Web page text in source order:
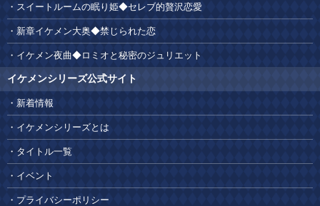
スイートルームの眠り姫◆セレブ的贅沢恋愛
新章イケメン大奥◆禁じられた恋
イケメン夜曲◆ロミオと秘密のジュリエット
イケメンシリーズ公式サイト
新着情報
イケメンシリーズとは
タイトル一覧
イベント
プライバシーポリシー